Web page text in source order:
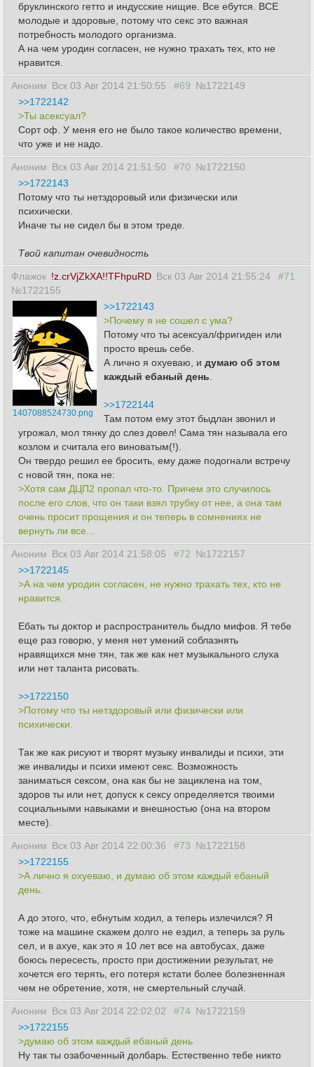
бруклинского гетто и индусские нищие. Все ебутся. ВСЕ
молодые и здоровые, потому что секс это важная
потребность молодого организма.
А на чем уродин согласен, не нужно трахать тех, кто не
нравится.
Аноним Вск 03 Авг 2014 21:50:55 #69 №1722149
>>1722142
>Ты асексуал?
Сорт оф. У меня его не было такое количество времени,
что уже и не надо.
Аноним Вск 03 Авг 2014 21:51:50 #70 №1722150
>>1722143
Потому что ты нетздоровый или физически или
психически.
Иначе ты не сидел бы в этом треде.
Твой капитан очевидность
Флажок !z.crVjZkXA!!TFhpuRD Вск 03 Авг 2014 21:55:24
#71
№1722155
1407088524730.png
>>1722143
>Почему я не сошел с ума?
Потому что ты асексуал/фригиден или
просто врешь себе.
А лично я охуеваю, и думаю об этом
каждый ебаный день
>>1722144
Там потом ему этот быдлан звонил и
угрожал, мол тянку до слез довел! Сама тян называла его
козлом и считала его виноватым(!).
Он твердо решил ее бросить, ему даже подогнали встречу
с новой тян, пока не:
>Хотя сам ДЦП2 пропал что-то. Причем это случилось
после его слов, что он таки взял трубку от нее, а она там
очень просит прощения и он теперь в сомнениях не
вернуть ли все...
Аноним Вск 03 Авг 2014 21:58:05 #72 №1722157
>>1722145
>А на чем уродин согласен, не нужно трахать тех, кто не
нравится.
Ебать ты доктор и распространитель быдло мифов. Я тебе
еще раз говорю, у меня нет умений соблазнять
нравящихся мне тян, так же как нет музыкального слуха
или нет таланта рисовать.
>>1722150
>Потому что ты нетздоровый или физически или
психически.
Так же как рисуют и творят музыку инвалиды и психи, эти
же инвалиды и психи имеют секс. Возможность
заниматься сексом, она как бы не зациклена на том,
здоров ты или нет, допуск к сексу определяется твоими
социальными навыками и внешностью (она на втором
месте).
Аноним Вск 03 Авг 2014 22:00:36 #73 №1722158
>>1722155
>А лично я охуеваю, и думаю об этом каждый ебаный
день.
А до этого, что, ебнутым ходил, а теперь излечился? Я
тоже на машине скажем долго не ездил, а теперь за руль
сел, и в ахуе, как это я 10 лет все на автобусах, даже
боюсь пересесть, просто при достижении результат, не
хочется его терять, его потеря кстати более болезненная
чем не обретение, хотя, не смертельный случай.
Аноним Вск 03 Авг 2014 22:02:02 #74 №1722159
>>1722155
>думаю об этом каждый ебаный день
Ну так ты озабоченный долбарь. Естественно тебе никто